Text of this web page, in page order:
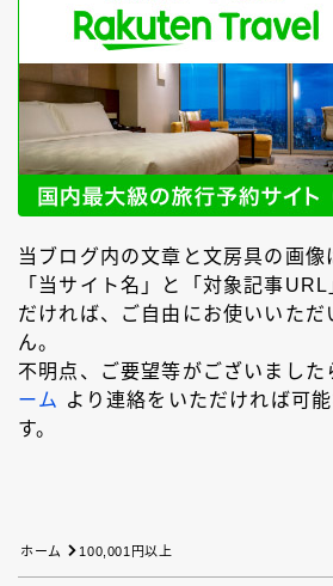
ボック［BOCK］ マルマン［
モンブラン［MONT-BLANC］
ラミー［LAMY］ レオナルド［
ワンチャー［Wancher］ 万年筆
万年筆カスタマイズ 中国製
水色軸 無印良品 特殊ニブ
知識系 紙 緑色軸 金属
当ブログ内の文章と文房具の画像
「当サイト名」と「対象記事
だければ、ご自由にお使いいただ
ん。
不明点、ご要望等がございました
ーム より連絡をいただければ可
す。
ホーム 100,001円以上